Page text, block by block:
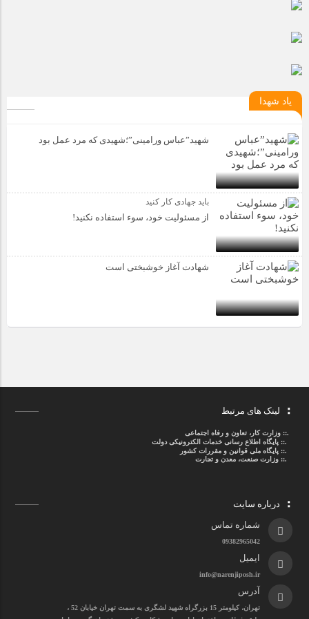
یاد شهدا
شهید”عباس ورامینی”؛شهیدی که مرد عمل بود
باید جهادی کار کنید
از مسئولیت خود، سوء استفاده نکنید!
شهادت آغاز خوشبختی است
لینک های مرتبط
.::وزارت کار، تعاون و رفاه اجتماعی
.::پایگاه اطلاع رسانی خدمات الکترونیکی دولت
.::پایگاه ملی قوانین و مقررات کشور
.:: وزارت صنعت، معدن و تجارت
درباره سایت
شماره تماس
09382965042
ایمیل
info@narenjiposh.ir
آدرس
تهران، کیلومتر 15 بزرگراه شهید لشگری به سمت تهران خیابان 52 ،